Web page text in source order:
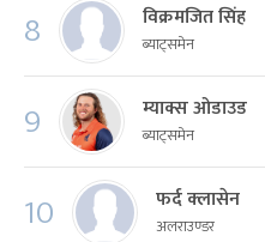
8 विक्रमजित सिंह
ब्याट्समेन
9 म्याक्स ओडाउड
ब्याट्समेन
10 फर्द क्लासेन
अलराउण्डर